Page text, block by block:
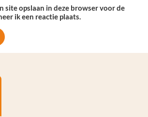
site opslaan in deze browser voor de
ik een reactie plaats.